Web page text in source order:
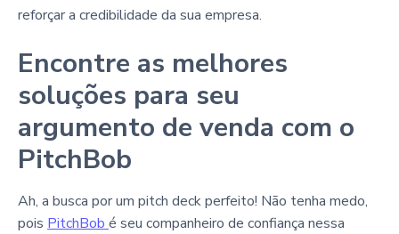
reforçar a credibilidade da sua empresa.
Encontre as melhores
soluções para seu
argumento de venda com o
PitchBob
Ah, a busca por um pitch deck perfeito! Não tenha medo,
pois PitchBob é seu companheiro de confiança nessa